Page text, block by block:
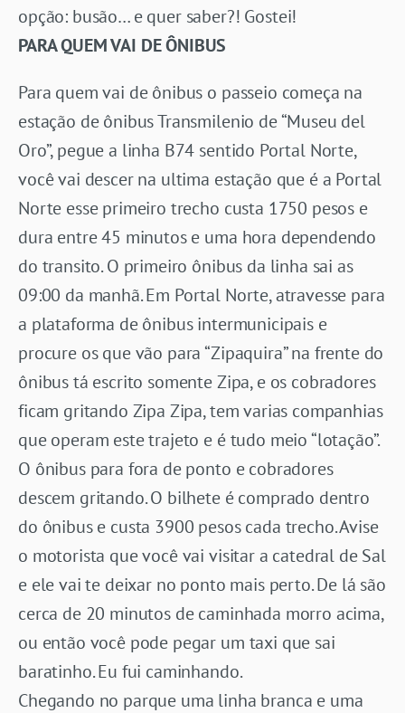
opção: busão… e quer saber?! Gostei!
PARA QUEM VAI DE ÔNIBUS
Para quem vai de ônibus o passeio começa na
estação de ônibus Transmilenio de “Museu del
Oro”, pegue a linha B74 sentido Portal Norte,
você vai descer na ultima estação que é a Portal
Norte esse primeiro trecho custa 1750 pesos e
dura entre 45 minutos e uma hora dependendo
do transito. O primeiro ônibus da linha sai as
09:00 da manhã. Em Portal Norte, atravesse para
a plataforma de ônibus intermunicipais e
procure os que vão para “Zipaquira” na frente do
ônibus tá escrito somente Zipa, e os cobradores
ficam gritando Zipa Zipa, tem varias companhias
que operam este trajeto e é tudo meio “lotação”.
O ônibus para fora de ponto e cobradores
descem gritando. O bilhete é comprado dentro
do ônibus e custa 3900 pesos cada trecho. Avise
o motorista que você vai visitar a catedral de Sal
e ele vai te deixar no ponto mais perto. De lá são
cerca de 20 minutos de caminhada morro acima,
ou então você pode pegar um taxi que sai
baratinho. Eu fui caminhando.
Chegando no parque uma linha branca e uma